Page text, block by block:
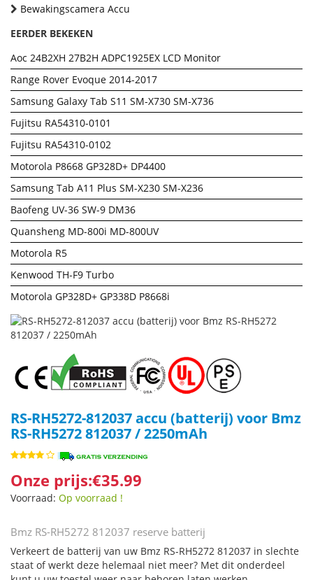
Bewakingscamera Accu
EERDER BEKEKEN
Aoc 24B2XH 27B2H ADPC1925EX LCD Monitor
Range Rover Evoque 2014-2017
Samsung Galaxy Tab S11 SM-X730 SM-X736
Fujitsu RA54310-0101
Fujitsu RA54310-0102
Motorola P8668 GP328D+ DP4400
Samsung Tab A11 Plus SM-X230 SM-X236
Baofeng UV-36 SW-9 DM36
Quansheng MD-800i MD-800UV
Motorola R5
Kenwood TH-F9 Turbo
Motorola GP328D+ GP338D P8668i
RS-RH5272-812037 accu (batterij) voor Bmz
RS-RH5272 812037 / 2250mAh
Onze prijs:€35.99
Voorraad: Op voorraad !
Bmz RS-RH5272 812037 reserve batterij
Verkeert de batterij van uw Bmz RS-RH5272 812037 in slechte
staat of werkt deze helemaal niet meer? Met dit onderdeel